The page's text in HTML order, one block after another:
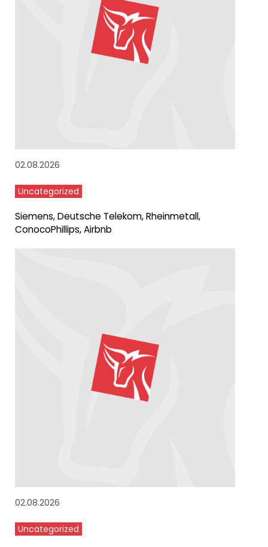
02.08.2026
Uncategorized
Siemens, Deutsche Telekom, Rheinmetall,
ConocoPhillips, Airbnb
02.08.2026
Uncategorized